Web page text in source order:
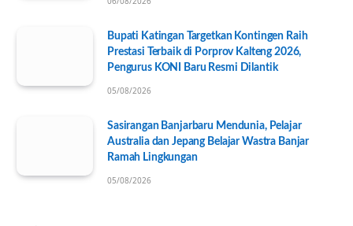
Bupati Katingan Targetkan Kontingen Raih
Prestasi Terbaik di Porprov Kalteng 2026,
Pengurus KONI Baru Resmi Dilantik
05/08/2026
Sasirangan Banjarbaru Mendunia, Pelajar
Australia dan Jepang Belajar Wastra Banjar
Ramah Lingkungan
05/08/2026